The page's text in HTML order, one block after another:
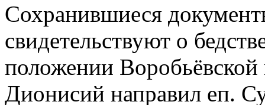
Сохранившиеся
свидетельствуют о
положении Воробьёвской
Дионисий направил еп.